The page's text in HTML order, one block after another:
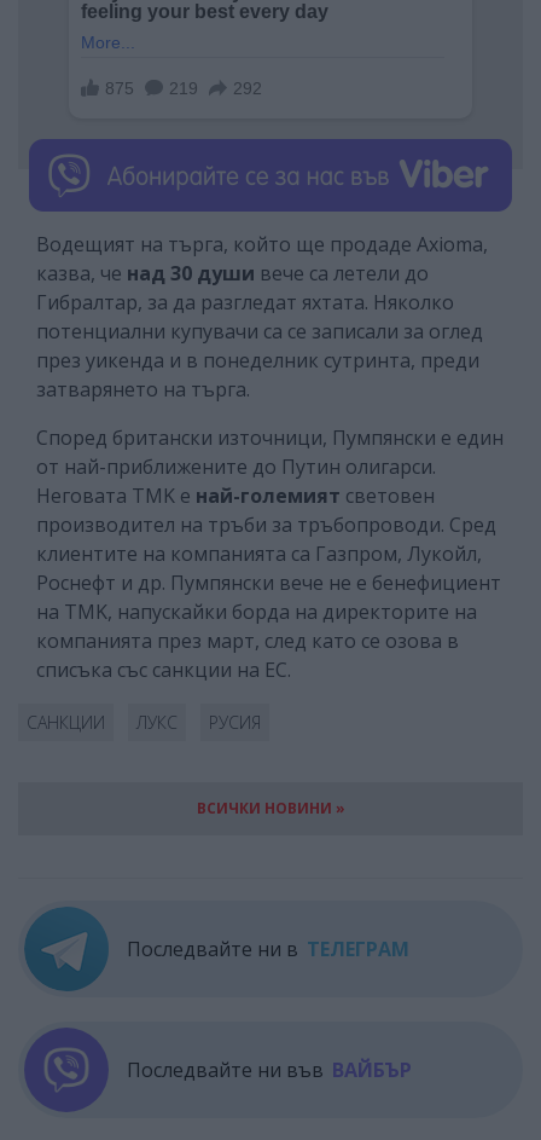
Водещият на търга, който ще продаде Axioma,
казва, че над 30 души вече са летели до
Гибралтар, за да разгледат яхтата. Няколко
потенциални купувачи са се записали за оглед
през уикенда и в понеделник сутринта, преди
затварянето на търга.
Според британски източници, Пумпянски е един
от най-приближените до Путин олигарси.
Неговата TMK е най-големият световен
производител на тръби за тръбопроводи. Сред
клиентите на компанията са Газпром, Лукойл,
Роснефт и др. Пумпянски вече не е бенефициент
на TMK, напускайки борда на директорите на
компанията през март, след като се озова в
списъка със санкции на ЕС.
САНКЦИИ ЛУКС РУСИЯ
ВСИЧКИ НОВИНИ »
Последвайте ни в ТЕЛЕГРАМ
Последвайте ни във ВАЙБЪР